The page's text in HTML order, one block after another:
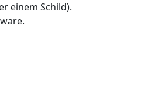
einem Schild).